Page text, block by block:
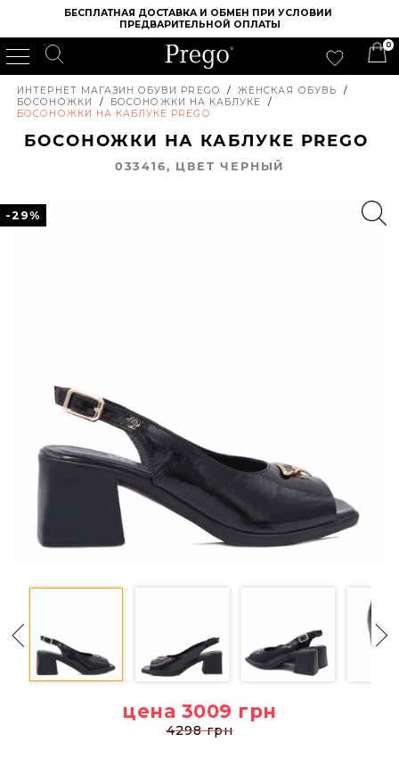
БЕСПЛАТНАЯ ДОСТАВКА И ОБМЕН ПРИ УСЛОВИИ
ПРЕДВАРИТЕЛЬНОЙ ОПЛАТЫ
0
ИНТЕРНЕТ МАГАЗИН ОБУВИ PREGO / ЖЕНСКАЯ ОБУВЬ
/
БОСОНОЖКИ
/ БОСОНОЖКИ НА КАБЛУКЕ
/
БОСОНОЖКИ НА КАБЛУКЕ PREGO
БОСОНОЖКИ НА КАБЛУКЕ PREGO
033416, ЦВЕТ ЧЕРНЫЙ
-29%
цена 3009 грн
4298 грн